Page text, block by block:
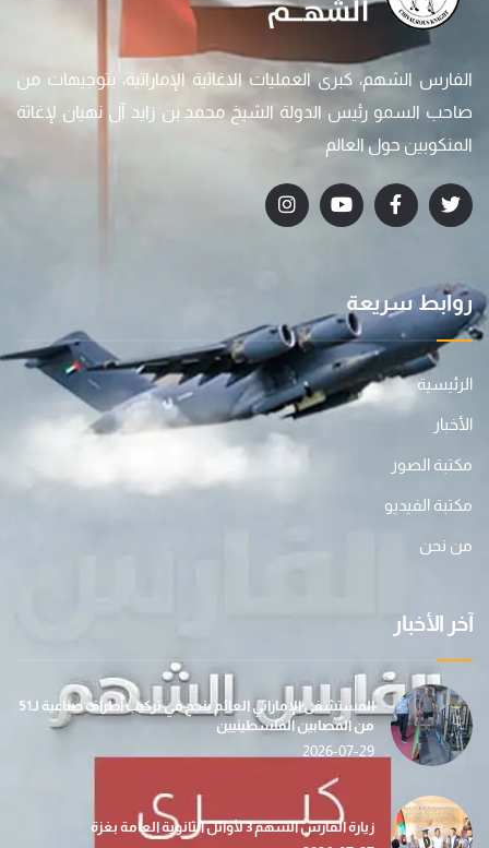
الفارس الشهم، كبرى العمليات الاغاثية الإماراتية، بتوجيهات من
صاحب السمو رئيس الدولة الشيخ محمد بن زايد آل نهيان لإغاثة
المنكوبين حول العالم
روابط سريعة
الرئيسية
الأخبار
مكتبة الصور
مكتبة الفيديو
من نحن
آخر الأخبار
المستشفى الإماراتي العائم ينجح في تركيب أطراف صناعية لـ51
من المصابين الفلسطينيين
2026-07-29
زيارة الفارس الشهم 3 لأوائل الثانوية العامة بغزة